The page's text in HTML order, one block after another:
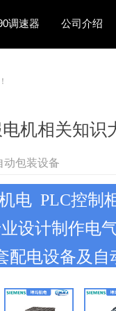
调速器 公司介绍
机相关知识
电 PLC控制
设计制作电
配电设备及自
动包装设备